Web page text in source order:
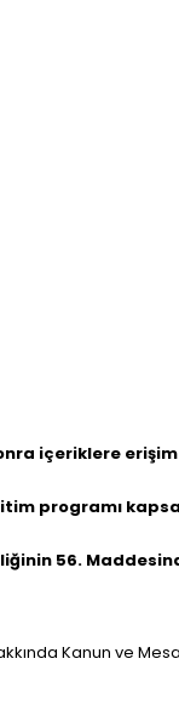
içeriklere
programı
56.
Kanun ve